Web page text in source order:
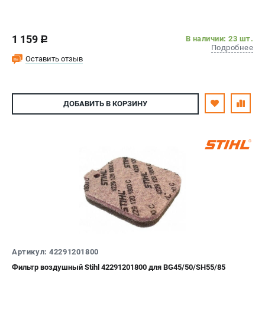
1 159 c
В наличии: 23 шт.
Подробнее
Оставить отзыв
ДОБАВИТЬ В КОРЗИНУ
Артикул: 42291201800
Фильтр воздушный Stihl 42291201800 для BG45/50/SH55/85